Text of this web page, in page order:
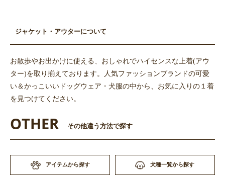
ジャケット・アウターについて
お散歩やお出かけに使える、おしゃれでハイセンスな上着(アウ
ター)を取り揃えております。人気ファッションブランドの可愛
い＆かっこいいドッグウェア・犬服の中から、お気に入りの１着
を見つけてください。
OTHER その他違う方法で探す
アイテムから探す 犬種一覧から探す